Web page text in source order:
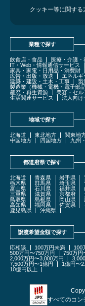
クッキー等に関する
業種で探す
飲食店・食品 医療・介護・
IT・Web・情報通信サービス
家具・家電・日用品・消費財
広告・出版・放送
エネルギ
建築・建設・土木・工事
製
製造業（機械・電機・電子部品
産廃・再生資源
美容・セル
生活関連サービス
法人向け
地域で探す
北海道 東北地方 関東地
中国地方
四国地方 九州
都道府県で探す
北海道 青森県 岩手県
栃木県
群馬県 埼玉県
富山県
石川県 福井県
三重県
滋賀県 京都府
鳥取県
島根県 岡山県
高知県
福岡県 佐賀県
鹿児島県
沖縄県
譲渡希望金額で探す
応相談 100万円未満 100
500万円〜750万円
750万円
2,000万円〜3,000万円
7,500万円〜1億円
1億円〜
10億円以上
すべてのコン